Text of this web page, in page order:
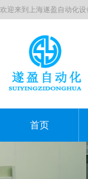
欢迎来到上海遂盈自动化设
首页